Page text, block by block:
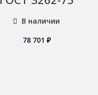
В наличии
78 701 ₽